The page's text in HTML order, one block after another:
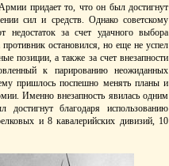
придает то, что он был достигнут
сил и средств. Однако советскому
недостаток за счет удачного выбора
остановился, но еще не успел
позиции, а также за счет внезапности
к парированию неожиданных
пришлось поспешно менять планы и
Именно внезапность явилась одним
благодаря использованию
и 8 кавалерийских дивизий, 10